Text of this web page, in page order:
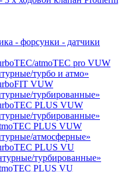
- форсунки - датчики
atmoTEC pro VUW
турбо и атмо»
VUW
турбированные»
PLUS VUW
турбированные»
PLUS VUW
атмосферные»
PLUS VU
турбированные»
PLUS VU